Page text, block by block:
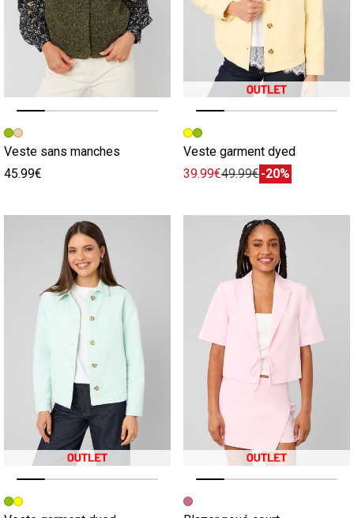
Image précédente
Image suivante
Veste sans manches
45.99€
Image précédente
Image suivante
Veste garment dyed
39.99€49.99€-20%
Image précédente
Image suivante
Image précédente
Image suivante